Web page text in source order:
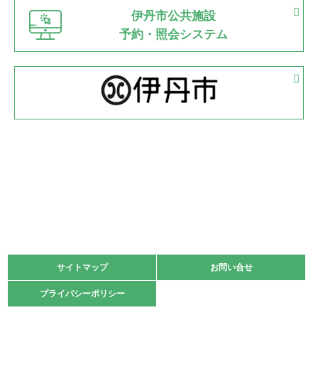
2022.06.12
県知事杯争奪バレーボール大会が開催
2022.05.05
体育協会長杯 バドミントン競技の部
2022.05.22
緑ケ丘体育館
2021.10.23
卓球選手権大会ラージボールの部開催☆
伊丹市公共施設
予約・照会システム
サイトマップ お問い合せ
プライバシーポリシー
サイトマップ お問い合せ
プライバシーポリシー